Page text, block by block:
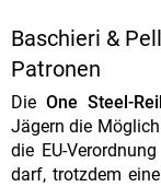
Baschieri &
Patronen
DieOne Steel-
Jägern die
die EU-
darf, trotzdem eine